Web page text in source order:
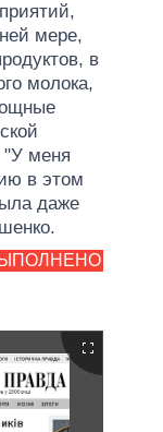
мере,
в
молока,
"У меня
в этом
даже